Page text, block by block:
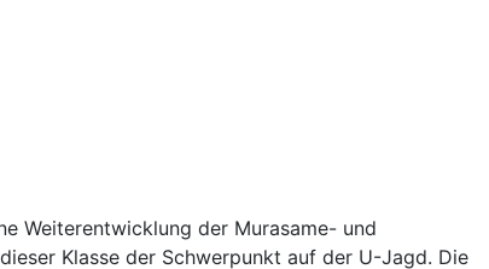
Weiterentwicklung der Murasame- und
Klasse der Schwerpunkt auf der U-Jagd. Die